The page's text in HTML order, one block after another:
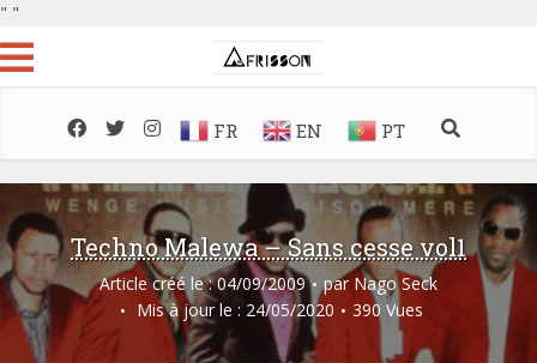
" "
FR EN PT
Techno Malewa – Sans cesse vol1
Article créé le : 04/09/2009 par Nago Seck
Mis à jour le : 24/05/2020
390 Vues